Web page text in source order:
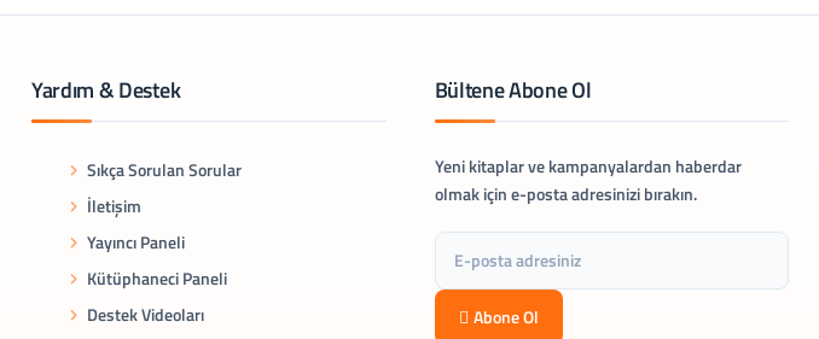
Yardım & Destek
Sıkça Sorulan Sorular
İletişim
Yayıncı Paneli
Kütüphaneci Paneli
Destek Videoları
Bültene Abone Ol
Yeni kitaplar ve kampanyalardan haberdar
olmak için e-posta adresinizi bırakın.
Abone Ol